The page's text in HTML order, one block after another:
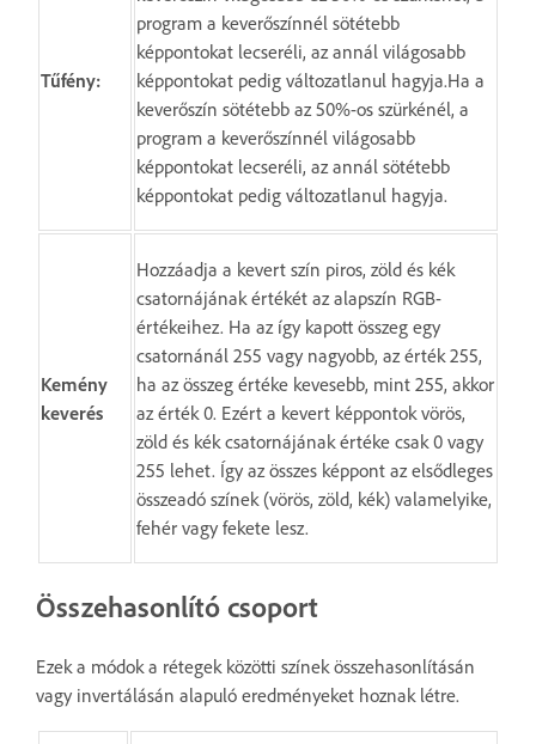
Tűfény:
program a keverőszínnél sötétebb
képpontokat lecseréli, az annál világosabb
képpontokat pedig változatlanul hagyja.Ha a
keverőszín sötétebb az 50%-os szürkénél, a
program a keverőszínnél világosabb
képpontokat lecseréli, az annál sötétebb
képpontokat pedig változatlanul hagyja.
Kemény
keverés
Hozzáadja a kevert szín piros, zöld és kék
csatornájának értékét az alapszín RGB-
értékeihez. Ha az így kapott összeg egy
csatornánál 255 vagy nagyobb, az érték 255,
ha az összeg értéke kevesebb, mint 255, akkor
az érték 0. Ezért a kevert képpontok vörös,
zöld és kék csatornájának értéke csak 0 vagy
255 lehet. Így az összes képpont az elsődleges
összeadó színek (vörös, zöld, kék) valamelyike,
fehér vagy fekete lesz.
Összehasonlító csoport
Ezek a módok a rétegek közötti színek összehasonlításán
vagy invertálásán alapuló eredményeket hoznak létre.